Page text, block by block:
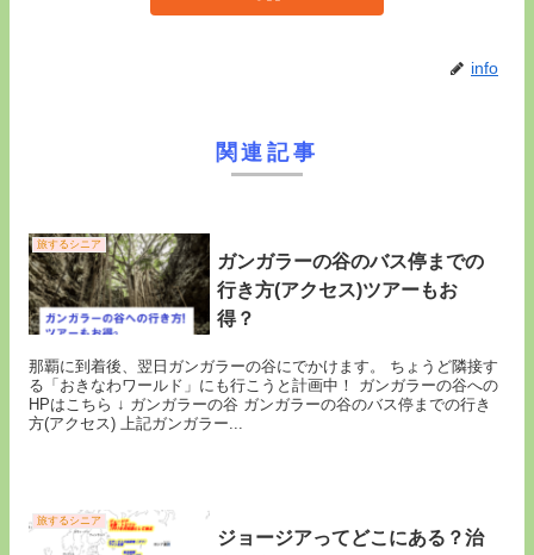
info
関連記事
旅するシニア
ガンガラーの谷のバス停までの
行き方(アクセス)ツアーもお
得？
那覇に到着後、翌日ガンガラーの谷にでかけます。 ちょうど隣接す
る「おきなわワールド」にも行こうと計画中！ ガンガラーの谷への
HPはこちら ↓ ガンガラーの谷 ガンガラーの谷のバス停までの行き
方(アクセス) 上記ガンガラー...
旅するシニア
ジョージアってどこにある？治